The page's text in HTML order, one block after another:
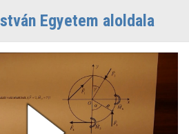
Egyetem aloldala